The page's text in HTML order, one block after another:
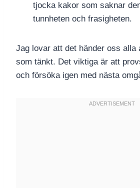
tjocka kakor som saknar
tunnheten och frasigheten.
Jag lovar att det händer oss alla
som tänkt. Det viktiga är att
och försöka igen med nästa